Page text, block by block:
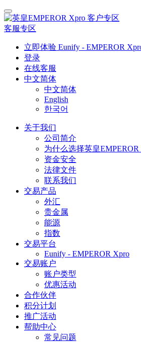
客户专区
客服专区
立即体验 Eunify - EMPEROR
登录
在线客服
中文简体
中文简体
English
한국어
关于我们
公司简介
为什么选择英皇EMPEROR
资金安全
法律文件
联系我们
交易产品
外汇
贵金属
能源
指数
交易平台
Eunify - EMPEROR Xpro
交易账户
账户类型
优惠活动
合作伙伴
积分计划
推广活动
帮助中心
常见问题